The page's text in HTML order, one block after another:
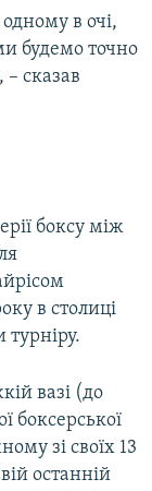
в очі,
будемо точно
сказав
боксу між
в столиці
турніру.
вазі (до
боксерської
зі своїх 13
останній